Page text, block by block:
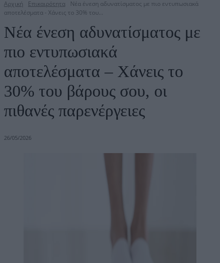
Αρχική Επικαιρότητα
Νέα ένεση αδυνατίσματος με πιο εντυπωσιακά
αποτελέσματα - Χάνεις το 30% του...
Νέα ένεση αδυνατίσματος με
πιο εντυπωσιακά
αποτελέσματα – Χάνεις το
30% του βάρους σου, οι
πιθανές παρενέργειες
26/05/2026